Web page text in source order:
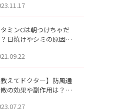
ついて
ミンCは朝つけちゃだ
日焼けやシミの原因に
教えてドクター】防風通
の効果や副作用は？長